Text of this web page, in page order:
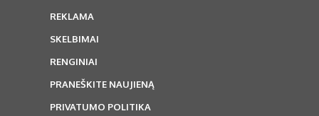
REKLAMA
SKELBIMAI
RENGINIAI
PRANEŠKITE NAUJIENĄ
PRIVATUMO POLITIKA